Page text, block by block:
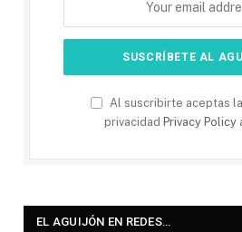
Al suscribirte aceptas
privacidad Privacy Policy
EL AGUIJÓN EN REDES…